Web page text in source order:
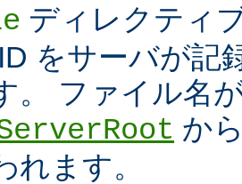
ディレクティ
をサーバが記
。 ファイル名
か
れます。